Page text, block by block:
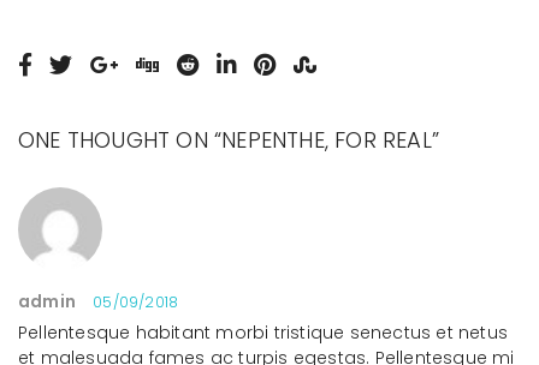
ONE THOUGHT ON “NEPENTHE, FOR REAL”
admin 05/09/2018
Pellentesque habitant morbi tristique senectus et netus
et malesuada fames ac turpis egestas. Pellentesque mi